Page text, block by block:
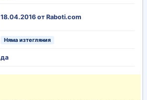
18.04.2016 от Raboti.com
Няма изтегляния
да